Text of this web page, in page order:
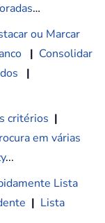
…
ou Marcar
| Consolidar
|
critérios |
em várias
...
Lista
| Lista